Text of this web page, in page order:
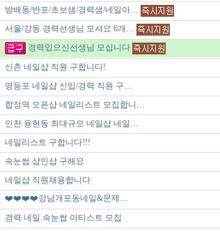
방배동/반포/초보샘/경력샘/네일아…
서울/강동 경력선생님 모셔요 6개…
경력있으신선생님 모십니다
신촌 네일샵 직원 구합니다!
영등포 네일샵 신입/경력 직원 구…
합정역 오픈샵 네일리스트 모집합니…
인천 용현동 최대규모 네일샵 네일…
네일리스트 구합니다!!!
속눈썹 샵인샵 구해요
네일샵 직원채용합니다
❤️❤️❤️❤️강남개포동네일&문제…
경력 네일.속눈썹 아티스트 모집